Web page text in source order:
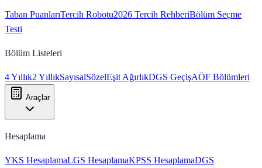
Taban PuanlarıTercih Robotu2026 Tercih RehberiBölüm Seçme
Testi
Bölüm Listeleri
4 Yıllık2 YıllıkSayısalSözelEşit AğırlıkDGS GeçişAÖF Bölümleri
Araçlar
Hesaplama
YKS HesaplamaLGS HesaplamaKPSS HesaplamaDGS